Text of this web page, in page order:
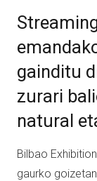
gainditu
zurari
natural
Bilbao
gaurko